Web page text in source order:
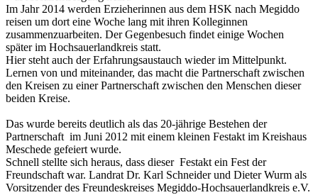
Im Jahr 2014 werden Erzieherinnen aus dem HSK nach Megiddo
reisen um dort eine Woche lang mit ihren Kolleginnen
zusammenzuarbeiten. Der Gegenbesuch findet einige Wochen
später im Hochsauerlandkreis statt.
Hier steht auch der Erfahrungsaustauch wieder im Mittelpunkt.
Lernen von und miteinander, das macht die Partnerschaft zwischen
den Kreisen zu einer Partnerschaft zwischen den Menschen dieser
beiden Kreise.
Das wurde bereits deutlich als das 20-jährige Bestehen der
Partnerschaft im Juni 2012 mit einem kleinen Festakt im Kreishaus
Meschede gefeiert wurde.
Schnell stellte sich heraus, dass dieser Festakt ein Fest der
Freundschaft war. Landrat Dr. Karl Schneider und Dieter Wurm als
Vorsitzender des Freundeskreises Megiddo-Hochsauerlandkreis e.V.